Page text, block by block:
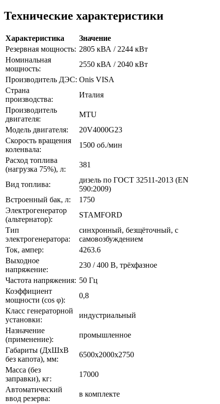
Технические характеристики
Характеристика
Значение
Резервная мощность: 2805 кВА / 2244 кВт
Номинальная
мощность:
2550 кВА / 2040 кВт
Производитель ДЭС: Onis VISA
Страна
производства:
Италия
Производитель
двигателя:
MTU
Модель двигателя:
20V4000G23
Скорость вращения
коленвала:
1500 об./мин
Расход топлива
(нагрузка 75%), л:
381
Вид топлива:
дизель по ГОСТ 32511-2013 (EN
590:2009)
Встроенный бак, л:
1750
Электрогенератор
(альтернатор):
STAMFORD
Тип
электрогенератора:
синхронный, безщёточный, с
самовозбуждением
Ток, ампер:
4263.6
Выходное
напряжение:
230 / 400 В, трёхфазное
Частота напряжения: 50 Гц
Коэффициент
мощности (cos φ):
0,8
Класс генераторной
установки:
индустриальный
Назначение
(применение):
промышленное
Габариты (ДхШхВ
без капота), мм:
6500x2000x2750
Масса (без
заправки), кг:
17000
Автоматический
ввод резерва:
в комплекте